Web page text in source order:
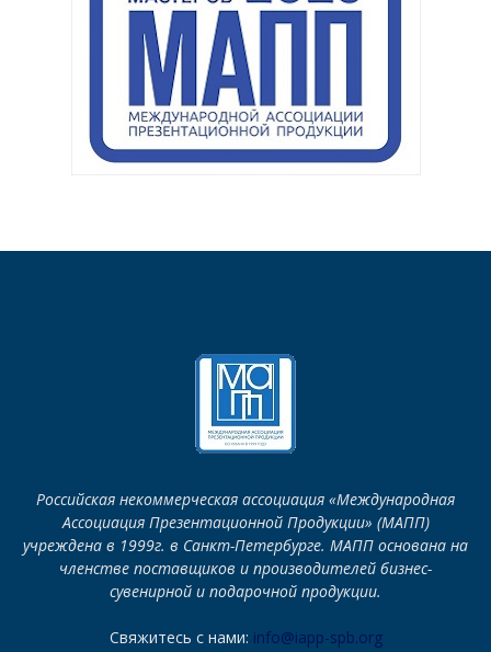
Российская некоммерческая ассоциация «Международная
Ассоциация Презентационной Продукции» (МАПП)
учреждена в 1999г. в Санкт-Петербурге. МАПП основана на
членстве поставщиков и производителей бизнес-
сувенирной и подарочной продукции.
Свяжитесь с нами: info@iapp-spb.org